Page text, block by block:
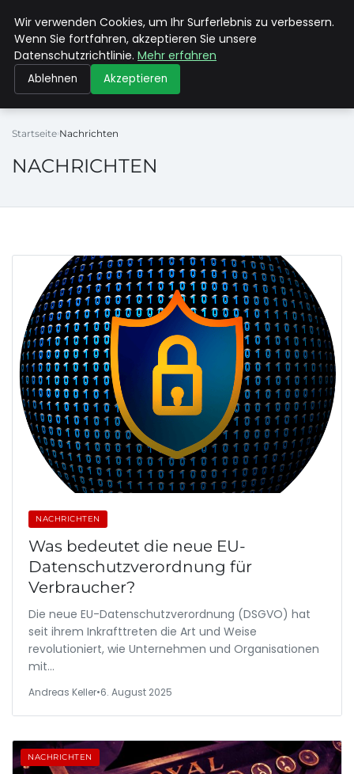
MAX NEUKIRCHNER
Startseite Nachrichten
NACHRICHTEN
NACHRICHTEN
Was bedeutet die neue EU-
Datenschutzverordnung für
Verbraucher?
Die neue EU-Datenschutzverordnung (DSGVO) hat
seit ihrem Inkrafttreten die Art und Weise
revolutioniert, wie Unternehmen und Organisationen
mit…
Andreas Keller•6. August 2025
NACHRICHTEN
Wir verwenden Cookies, um Ihr Surferlebnis zu verbessern.
Wenn Sie fortfahren, akzeptieren Sie unsere
Datenschutzrichtlinie. Mehr erfahren
Ablehnen Akzeptieren